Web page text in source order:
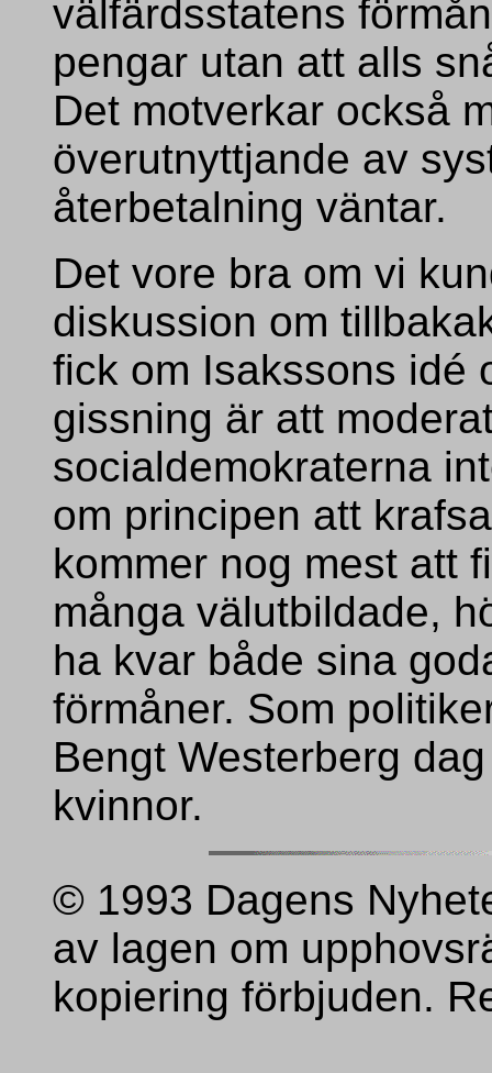
välfärdsstatens
pengar utan att alls
Det motverkar också
överutnyttjande av
återbetalning väntar.
Det vore bra om vi
diskussion om
fick om Isakssons idé
gissning är att
socialdemokraterna
om principen att
kommer nog mest att
många välutbildade,
ha kvar både sina
förmåner. Som
Bengt Westerberg
kvinnor.
© 1993 Dagens
av lagen om
kopiering förbjuden.